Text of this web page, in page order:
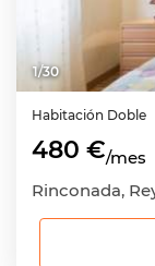
1/30
Habitación Doble
480 €/mes